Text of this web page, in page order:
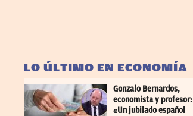
LO ÚLTIMO EN ECONOMÍA
Gonzalo Bernardos,
economista y profesor:
«Un jubilado español